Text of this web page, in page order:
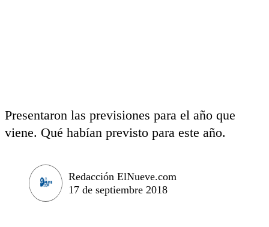
Presentaron las previsiones para el año que
viene. Qué habían previsto para este año.
Redacción ElNueve.com
17 de septiembre 2018